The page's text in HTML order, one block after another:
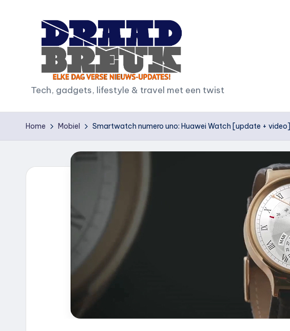
D
r
a
Tech, gadgets, lifestyle & travel met een twist
Home Mobiel Smartwatch numero uno: Huawei Watch [update + video]